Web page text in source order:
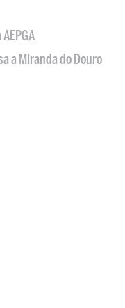
a Miranda do Douro